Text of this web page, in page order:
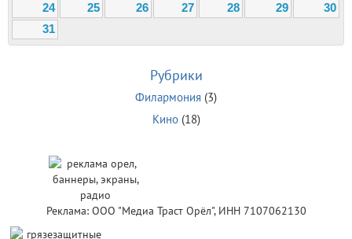
24
25 26 27 28 29
30
31
Рубрики
Филармония (3)
Кино(18)
Реклама: ООО "Медиа Траст Орёл", ИНН 7107062130